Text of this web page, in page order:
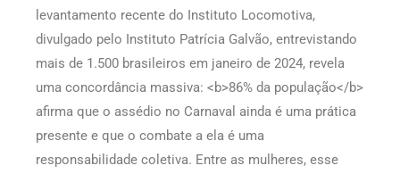
levantamento recente do Instituto Locomotiva,
divulgado pelo Instituto Patrícia Galvão, entrevistando
mais de 1.500 brasileiros em janeiro de 2024, revela
uma concordância massiva: <b>86% da população</b>
afirma que o assédio no Carnaval ainda é uma prática
presente e que o combate a ela é uma
responsabilidade coletiva. Entre as mulheres, esse